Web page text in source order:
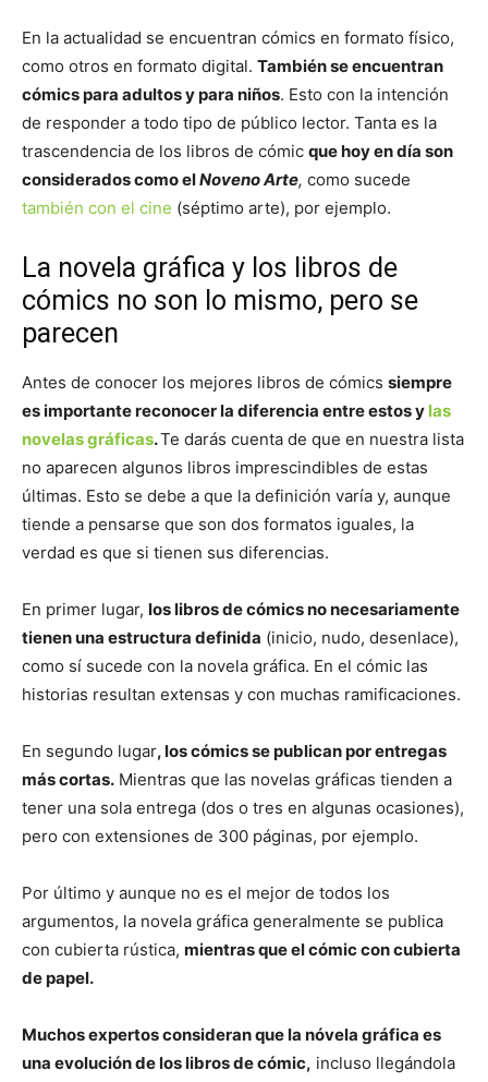
En la actualidad se encuentran cómics en formato físico,
como otros en formato digital. También se encuentran
cómics para adultos y para niños. Esto con la intención
de responder a todo tipo de público lector. Tanta es la
trascendencia de los libros de cómic que hoy en día son
considerados como elNoveno Arte, como sucede
también con el cine (séptimo arte), por ejemplo.
La novela gráfica y los libros de
cómics no son lo mismo, pero se
parecen
Antes de conocer los mejores libros de cómics siempre
es importante reconocer la diferencia entre estos y las
novelas gráficas.Te darás cuenta de que en nuestra lista
no aparecen algunos libros imprescindibles de estas
últimas. Esto se debe a que la definición varía y, aunque
tiende a pensarse que son dos formatos iguales, la
verdad es que si tienen sus diferencias.
En primer lugar, los libros de cómics no necesariamente
tienen una estructura definida (inicio, nudo, desenlace),
como sí sucede con la novela gráfica. En el cómic las
historias resultan extensas y con muchas ramificaciones.
En segundo lugar, los cómics se publican por entregas
más cortas. Mientras que las novelas gráficas tienden a
tener una sola entrega (dos o tres en algunas ocasiones),
pero con extensiones de 300 páginas, por ejemplo.
Por último y aunque no es el mejor de todos los
argumentos, la novela gráfica generalmente se publica
con cubierta rústica, mientras que el cómic con cubierta
de papel.
Muchos expertos consideran que la nóvela gráfica es
una evolución de los libros de cómic, incluso llegándola